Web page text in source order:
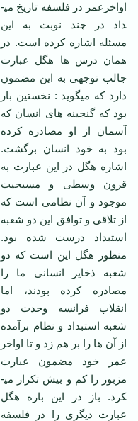
اواخرعمر در فلسفه تاریخ می­
داد در چند نوبت به این
مسئله اشاره کرده است. در
همان درس ها هگل عبارت
جالب توجهی به این مضمون
دارد که می­­گوید : نخستین بار
بود که گنجینه های انسان که
آسمان از او مصادره کرده
بود به خود انسان برگشت.
اشاره هگل در این عبارت به
قرون وسطی و مسیحیت
موجود و آن نظامی است که
از تلاقی و توافق این دو شعبه
استبداد درست شده بود.
منظور هگل این است که دو
شعبه ذخایر انسانی ما را
مصادره کرده بودند، اما
انقلاب فرانسه وحدت دو
شعبه استبداد و نظام برآمده
از آن ها را بر هم زد و تا اواخر
عمر خود مضمون عبارت
مزبور را کم و بیش تکرار می­
کرد. باز در این باره هگل
عبارت دیگری را در فلسفه